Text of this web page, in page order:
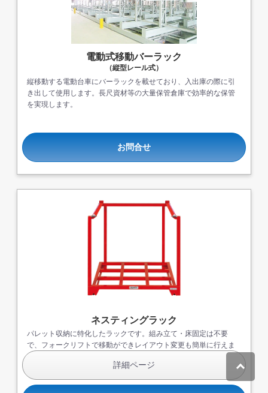
電動式移動バーラック
（縦型レール式）
縦移動する電動台車にバーラックを載せており、入出庫の際に引
き出して使用します。長尺資材等の大量保管倉庫で効率的な保管
を実現します。
お問合せ
ネスティングラック
パレット収納に特化したラックです。組み立て・床固定は不要
で、フォークリフトで移動ができレイアウト変更も簡単に行えま
す。未使用時は重ねてコンパクトに収納できます。
詳細ページ